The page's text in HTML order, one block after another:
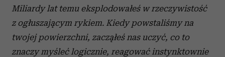
Miliardy lat temu eksplodowałeś w rzeczywistość
z ogłuszającym rykiem. Kiedy powstaliśmy na
twojej powierzchni, zacząłeś nas uczyć, co to
znaczy myśleć logicznie, reagować instynktownie